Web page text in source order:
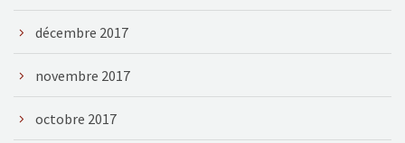
décembre 2017
novembre 2017
octobre 2017